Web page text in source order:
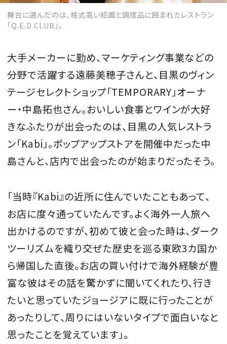
舞台に選んだのは、格式高い絵画と調度品に囲まれたレストラン
「Q.E.D.CLUB」。
大手メーカーに勤め、マーケティング事業などの
分野で活躍する遠藤美穂子さんと、目黒のヴィン
テージセレクトショップ「TEMPORARY」オーナ
ー・中島拓也さん。おいしい食事とワインが大好
きなふたりが出会ったのは、目黒の人気レストラ
ン「Kabi」。ポップアップストアを開催中だった中
島さんと、店内で出会ったのが始まりだったそう。
「当時『Kabi』の近所に住んでいたこともあって、
お店に度々通っていたんです。よく海外一人旅へ
出かけるのですが、初めて彼と会った時は、ダーク
ツーリズムを織り交ぜた歴史を巡る東欧3カ国か
ら帰国した直後。お店の買い付けで海外経験が豊
富な彼はその話を驚かずに聞いてくれたり、行き
たいと思っていたジョージアに既に行ったことが
あったりして、周りにはいないタイプで面白いなと
思ったことを覚えています」。